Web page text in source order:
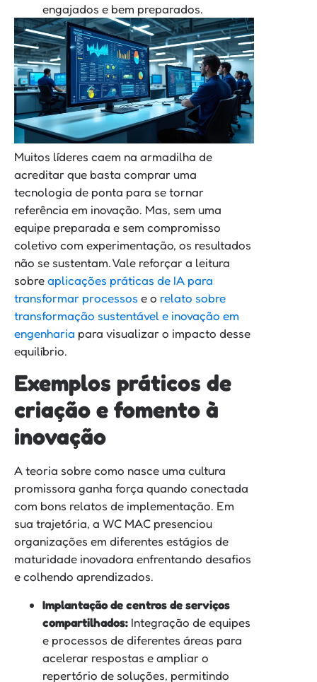
engajados e bem preparados.
Muitos líderes caem na armadilha de
acreditar que basta comprar uma
tecnologia de ponta para se tornar
referência em inovação. Mas, sem uma
equipe preparada e sem compromisso
coletivo com experimentação, os resultados
não se sustentam. Vale reforçar a leitura
sobreaplicações práticas de IA para
transformar processos e o relato sobre
transformação sustentável e inovação em
engenharia para visualizar o impacto desse
equilíbrio.
Exemplos práticos de
criação e fomento à
inovação
A teoria sobre como nasce uma cultura
promissora ganha força quando conectada
com bons relatos de implementação. Em
sua trajetória, a WC MAC presenciou
organizações em diferentes estágios de
maturidade inovadora enfrentando desafios
e colhendo aprendizados.
Implantação de centros de serviços
compartilhados: Integração de equipes
e processos de diferentes áreas para
acelerar respostas e ampliar o
repertório de soluções, permitindo